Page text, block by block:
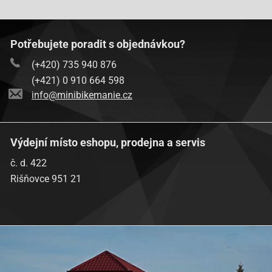
Baotian-BT125T-8A
Baotian-BT125T-8B
Baotian-BT125T-8B
Baotian-BT49QT-11 Retro
Baotian-BT49QT-12C1
Baotian-BT49QT-12D Hero
Baotian-BT49QT-12E Rocky
Baotian-BT49QT-12P1 Tiger
Potřebujete poradit s objednávkou?
(+420) 735 940 876
(+421) 0 910 664 598
info@minibikemanie.cz
Výdejní místo eshopu, prodejna a servis
č. d. 422
Rišňovce 951 21